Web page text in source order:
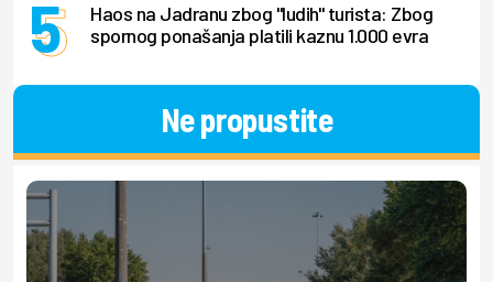
Haos na Jadranu zbog "ludih" turista: Zbog
spornog ponašanja platili kaznu 1.000 evra
Ne propustite